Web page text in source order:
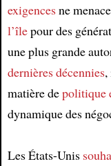
exigencesne
l’îlepour des
une plus grande
dernières décennies,
matière depolitique
dynamique des
Les États-Unis